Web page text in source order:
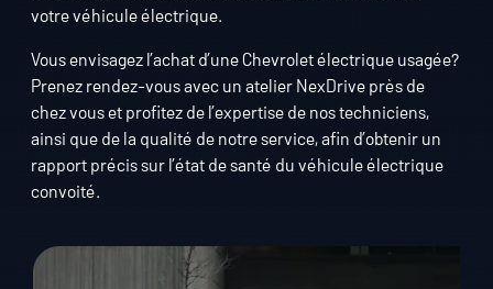
votre véhicule électrique.
Vous envisagez l’achat d’une Chevrolet électrique usagée?
Prenez rendez-vous avec un atelier NexDrive près de
chez vous et profitez de l’expertise de nos techniciens,
ainsi que de la qualité de notre service, afin d’obtenir un
rapport précis sur l’état de santé du véhicule électrique
convoité.